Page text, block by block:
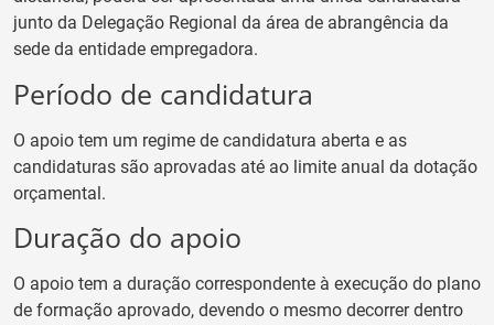
junto da Delegação Regional da área de abrangência da
sede da entidade empregadora.
Período de candidatura
O apoio tem um regime de candidatura aberta e as
candidaturas são aprovadas até ao limite anual da dotação
orçamental.
Duração do apoio
O apoio tem a duração correspondente à execução do plano
de formação aprovado, devendo o mesmo decorrer dentro